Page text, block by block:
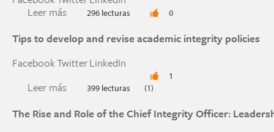
Leer más sobre CHEGG, INC. CLASS ACTION ALERT:
296 lecturas 0
Tips to develop and revise academic integrity policies
FacebookTwitterLinkedIn
Leer más sobre Tips to develop and revise academic
399 lecturas
1
(1)
The Rise and Role of the Chief Integrity Officer: